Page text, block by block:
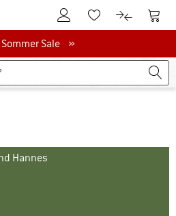
Zum KundenkontoZum Merkzettel.
Zum Zum
SaleSale »
Hannes